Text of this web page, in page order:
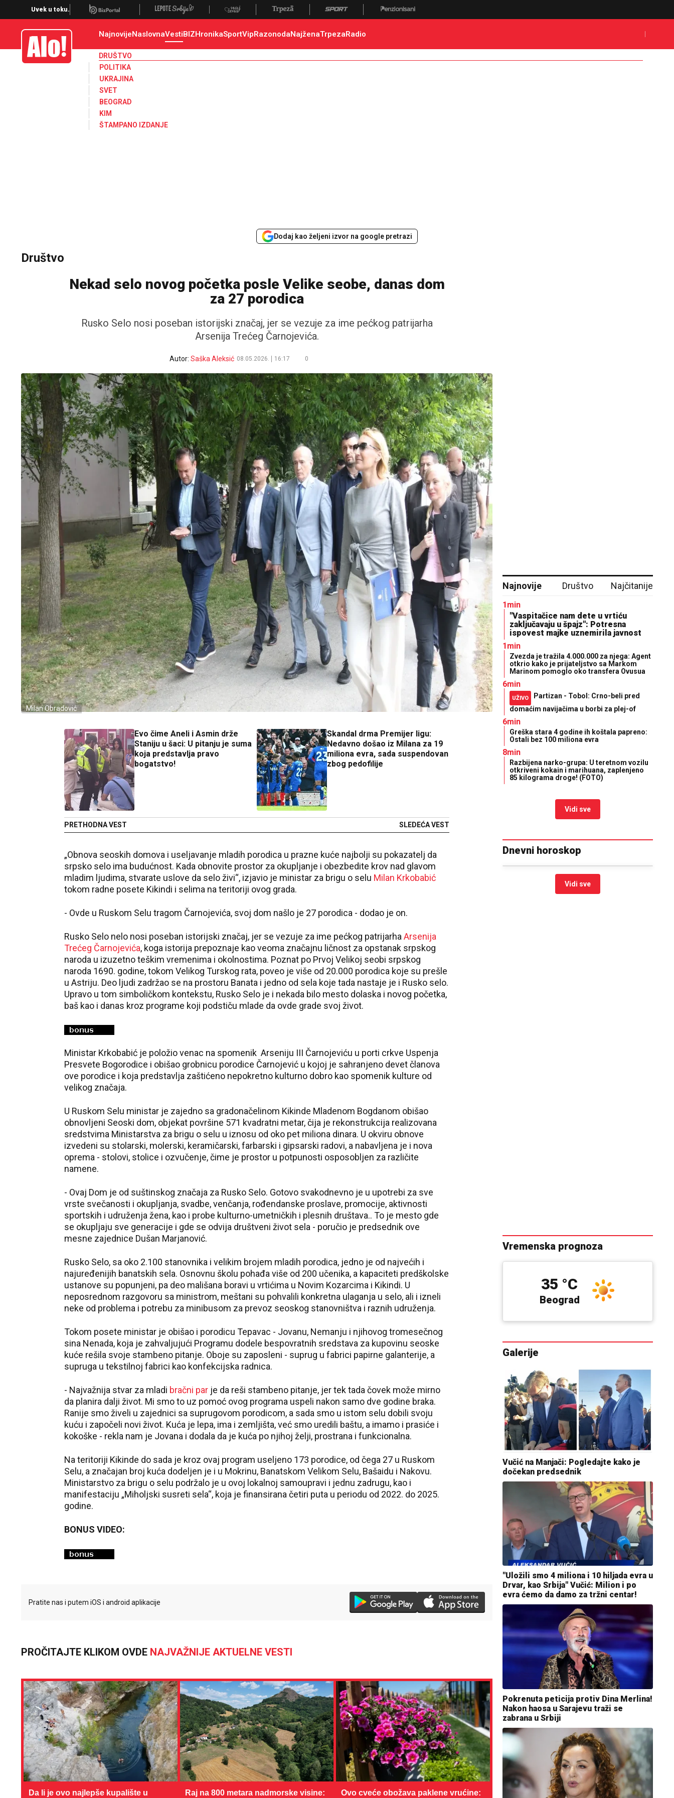
Društvo, društvene teme
Uvek u toku.
Alo NajnovijeNaslovnaVestiBIZHronikaSportVipRazonodaNajženaTrpezaRadio
DRUŠTVO
POLITIKA
UKRAJINA
SVET
BEOGRAD
KIM
ŠTAMPANO IZDANJE
Dodaj kao željeni izvor na google pretrazi
Društvo
Nekad selo novog početka posle Velike seobe, danas dom
za 27 porodica
Rusko Selo nosi poseban istorijski značaj, jer se vezuje za ime pećkog patrijarha
Arsenija Trećeg Čarnojevića.
Autor: Saška Aleksić 08.05.2026. 16:17 0
Milan Obradović
Evo čime Aneli i Asmin drže
Staniju u šaci: U pitanju je suma
koja predstavlja pravo
bogatstvo!
PRETHODNA VEST
Skandal drma Premijer ligu:
Nedavno došao iz Milana za 19
miliona evra, sada suspendovan
zbog pedofilije
SLEDEĆA VEST
„Obnova seoskih domova i useljavanje mladih porodica u prazne kuće najbolji su pokazatelj da
srpsko selo ima budućnost. Kada obnovite prostor za okupljanje i obezbedite krov nad glavom
mladim ljudima, stvarate uslove da selo živi“, izjavio je ministar za brigu o selu Milan Krkobabić
tokom radne posete Kikindi i selima na teritoriji ovog grada.
- Ovde u Ruskom Selu tragom Čarnojevića, svoj dom našlo je 27 porodica - dodao je on.
Rusko Selo nelo nosi poseban istorijski značaj, jer se vezuje za ime pećkog patrijarha Arsenija
Trećeg Čarnojevića, koga istorija prepoznaje kao veoma značajnu ličnost za opstanak srpskog
naroda u izuzetno teškim vremenima i okolnostima. Poznat po Prvoj Velikoj seobi srpskog
naroda 1690. godine, tokom Velikog Turskog rata, poveo je više od 20.000 porodica koje su prešle
u Astriju. Deo ljudi zadržao se na prostoru Banata i jedno od sela koje tada nastaje je i Rusko selo.
Upravo u tom simboličkom kontekstu, Rusko Selo je i nekada bilo mesto dolaska i novog početka,
baš kao i danas kroz programe koji podstiču mlade da ovde grade svoj život.
Ministar Krkobabić je položio venac na spomenik Arseniju III Čarnojeviću u porti crkve Uspenja
Presvete Bogorodice i obišao grobnicu porodice Čarnojević u kojoj je sahranjeno devet članova
ove porodice i koja predstavlja zaštićeno nepokretno kulturno dobro kao spomenik kulture od
velikog značaja.
U Ruskom Selu ministar je zajedno sa gradonačelinom Kikinde Mladenom Bogdanom obišao
obnovljeni Seoski dom, objekat površine 571 kvadratni metar, čija je rekonstrukcija realizovana
sredstvima Ministarstva za brigu o selu u iznosu od oko pet miliona dinara. U okviru obnove
izvedeni su stolarski, molerski, keramičarski, farbarski i gipsarski radovi, a nabavljena je i nova
oprema - stolovi, stolice i ozvučenje, čime je prostor u potpunosti osposobljen za različite
namene.
- Ovaj Dom je od suštinskog značaja za Rusko Selo. Gotovo svakodnevno je u upotrebi za sve
vrste svečanosti i okupljanja, svadbe, venčanja, rođendanske proslave, promocije, aktivnosti
sportskih i udruženja žena, kao i probe kulturno-umetničkih i plesnih društava.. To je mesto gde
se okupljaju sve generacije i gde se odvija društveni život sela - poručio je predsednik ove
mesne zajednice Dušan Marjanović.
Rusko Selo, sa oko 2.100 stanovnika i velikim brojem mladih porodica, jedno je od najvećih i
najuređenijih banatskih sela. Osnovnu školu pohađa više od 200 učenika, a kapaciteti predškolske
ustanove su popunjeni, pa deo mališana boravi u vrtićima u Novim Kozarcima i Kikindi. U
neposrednom razgovoru sa ministrom, meštani su pohvalili konkretna ulaganja u selo, ali i izneli
neke od problema i potrebu za minibusom za prevoz seoskog stanovništva i raznih udruženja.
Tokom posete ministar je obišao i porodicu Tepavac - Jovanu, Nemanju i njihovog tromesečnog
sina Nenada, koja je zahvaljujući Programu dodele bespovratnih sredstava za kupovinu seoske
kuće rešila svoje stambeno pitanje. Oboje su zaposleni - suprug u fabrici papirne galanterije, a
supruga u tekstilnoj fabrici kao konfekcijska radnica.
- Najvažnija stvar za mladi bračni par je da reši stambeno pitanje, jer tek tada čovek može mirno
da planira dalji život. Mi smo to uz pomoć ovog programa uspeli nakon samo dve godine braka.
Ranije smo živeli u zajednici sa suprugovom porodicom, a sada smo u istom selu dobili svoju
kuću i započeli novi život. Kuća je lepa, ima i zemljišta, već smo uredili baštu, a imamo i prasiće i
kokoške - rekla nam je Jovana i dodala da je kuća po njihoj želji, prostrana i funkcionalna.
Na teritoriji Kikinde do sada je kroz ovaj program useljeno 173 porodice, od čega 27 u Ruskom
Selu, a značajan broj kuća dodeljen je i u Mokrinu, Banatskom Velikom Selu, Bašaidu i Nakovu.
Ministarstvo za brigu o selu podržalo je u ovoj lokalnoj samoupravi i jednu zadrugu, kao i
manifestaciju „Miholjski susreti sela“, koja je finansirana četiri puta u periodu od 2022. do 2025.
godine.
BONUS VIDEO:
Pratite nas i putem iOS i android aplikacije
PROČITAJTE KLIKOM OVDE NAJVAŽNIJE AKTUELNE VESTI
Da li je ovo najlepše kupalište u
Raj na 800 metara nadmorske visine:
Ovo cveće obožava paklene vrućine:
Najnovije Društvo Najčitanije
1min
"Vaspitačice nam dete u vrtiću
zaključavaju u špajz": Potresna
ispovest majke uznemirila javnost
1min
Zvezda je tražila 4.000.000 za njega: Agent
otkrio kako je prijateljstvo sa Markom
Marinom pomoglo oko transfera Ovusua
6min
UŽIVO
Partizan - Tobol: Crno-beli pred
domaćim navijačima u borbi za plej-of
6min
Greška stara 4 godine ih koštala papreno:
Ostali bez 100 miliona evra
8min
Razbijena narko-grupa: U teretnom vozilu
otkriveni kokain i marihuana, zaplenjeno
85 kilograma droge! (FOTO)
Vidi sve
Dnevni horoskop
Vidi sve
Vremenska prognoza
Loznica
35 °C
Beograd
35 °C
Galerije
Vučić na Manjači: Pogledajte kako je
dočekan predsednik
"Uložili smo 4 miliona i 10 hiljada evra u
Drvar, kao Srbija" Vučić: Milion i po
evra ćemo da damo za tržni centar!
Pokrenuta peticija protiv Dina Merlina!
Nakon haosa u Sarajevu traži se
zabrana u Srbiji